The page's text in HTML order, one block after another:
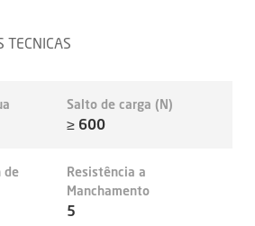
TECNICAS
Salto de carga (N)
≥ 600
de
Resistência a
Manchamento
5